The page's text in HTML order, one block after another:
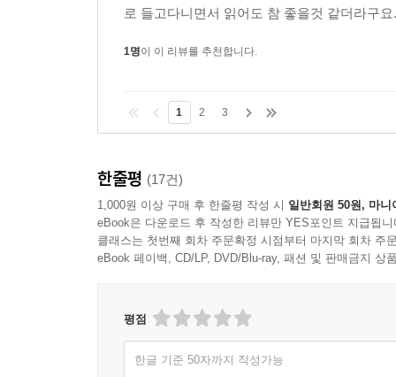
로 들고다니면서 읽어도 참 좋을것 같더라구
1명이 이 리뷰를 추천합니다.
1 2 3
한줄평 (17건)
1,000원 이상 구매 후 한줄평 작성 시 일반회원 50원, 마니
eBook은 다운로드 후 작성한 리뷰만 YES포인트 지급됩니
클래스는 첫번째 회차 주문확정 시점부터 마지막 회차 주
eBook 페이백, CD/LP, DVD/Blu-ray, 패션 및 판매금지 상
평점
한글 기준 50자까지 작성가능